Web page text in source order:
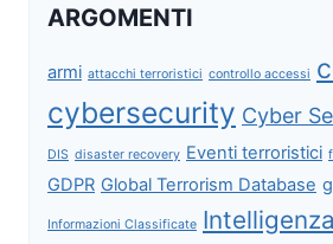
ARGOMENTI
armi attacchi terroristici controllo accessi
cybersecurity Cyber
DIS disaster recovery Eventi terroristici
GDPR Global Terrorism Database
Informazioni Classificate